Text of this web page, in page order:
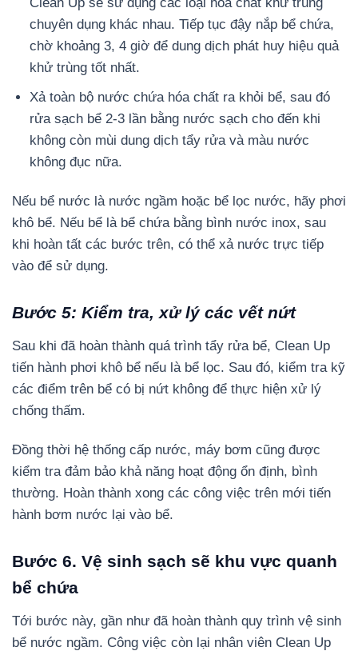
chuyên dụng khác nhau. Tiếp tục đậy nắp bể chứa,
chờ khoảng 3, 4 giờ để dung dịch phát huy hiệu quả
khử trùng tốt nhất.
Xả toàn bộ nước chứa hóa chất ra khỏi bể, sau đó
rửa sạch bể 2-3 lần bằng nước sạch cho đến khi
không còn mùi dung dịch tẩy rửa và màu nước
không đục nữa.
Nếu bể nước là nước ngầm hoặc bể lọc nước, hãy phơi
khô bể. Nếu bể là bể chứa bằng bình nước inox, sau
khi hoàn tất các bước trên, có thể xả nước trực tiếp
vào để sử dụng.
Bước 5: Kiểm tra, xử lý các vết nứt
Sau khi đã hoàn thành quá trình tẩy rửa bể, Clean Up
tiến hành phơi khô bể nếu là bể lọc. Sau đó, kiểm tra kỹ
các điểm trên bể có bị nứt không để thực hiện xử lý
chống thấm.
Đồng thời hệ thống cấp nước, máy bơm cũng được
kiểm tra đảm bảo khả năng hoạt động ổn định, bình
thường. Hoàn thành xong các công việc trên mới tiến
hành bơm nước lại vào bể.
Bước 6. Vệ sinh sạch sẽ khu vực quanh
bể chứa
Tới bước này, gần như đã hoàn thành quy trình vệ sinh
bể nước ngầm. Công việc còn lại nhân viên Clean Up